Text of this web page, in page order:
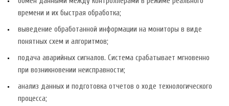
времени и их быстрая обработка;
выведение обработанной информации на мониторы в виде
понятных схем и алгоритмов;
подача аварийных сигналов. Система срабатывает мгновенно
при возникновении неисправности;
анализ данных и подготовка отчетов о ходе технологического
процесса;